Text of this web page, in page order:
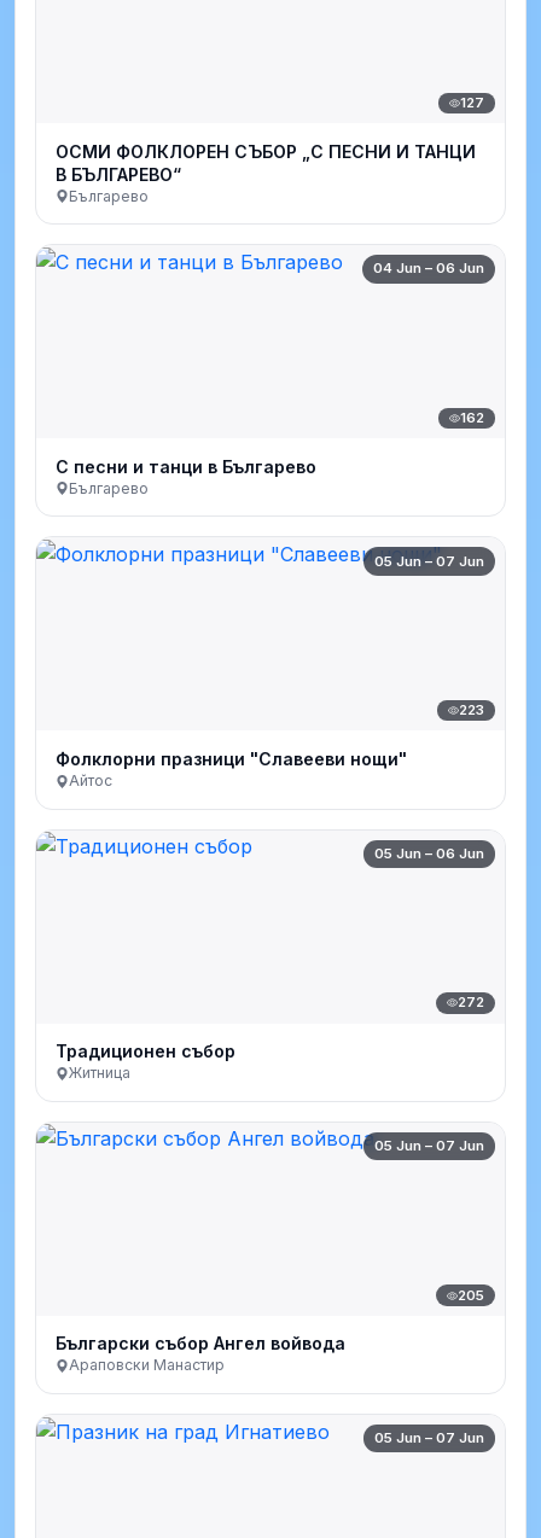
127
ОСМИ ФОЛКЛОРЕН СЪБОР „С ПЕСНИ И ТАНЦИ
В БЪЛГАРЕВО“
Българево
04 Jun – 06 Jun
162
С песни и танци в Българево
Българево
05 Jun – 07 Jun
223
Фолклорни празници "Славееви нощи"
Айтос
05 Jun – 06 Jun
272
Традиционен събор
Житница
05 Jun – 07 Jun
205
Български събор Ангел войвода
Араповски Манастир
05 Jun – 07 Jun